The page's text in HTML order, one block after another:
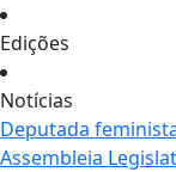
Edições
Notícias
Deputada
Assembleia